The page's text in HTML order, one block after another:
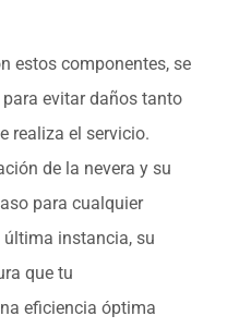
estos componentes, se
evitar daños tanto
realiza el servicio.
de la nevera y su
para cualquier
instancia, su
que tu
eficiencia óptima